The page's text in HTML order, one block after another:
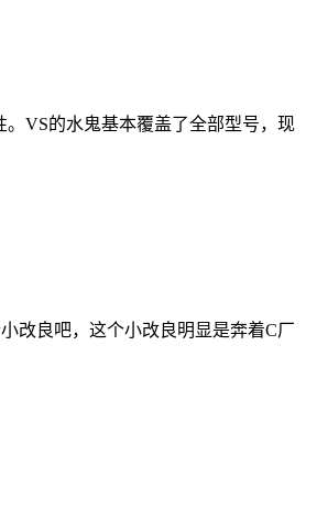
。VS的水鬼基本覆盖了全部型号，现
改良吧，这个小改良明显是奔着C厂